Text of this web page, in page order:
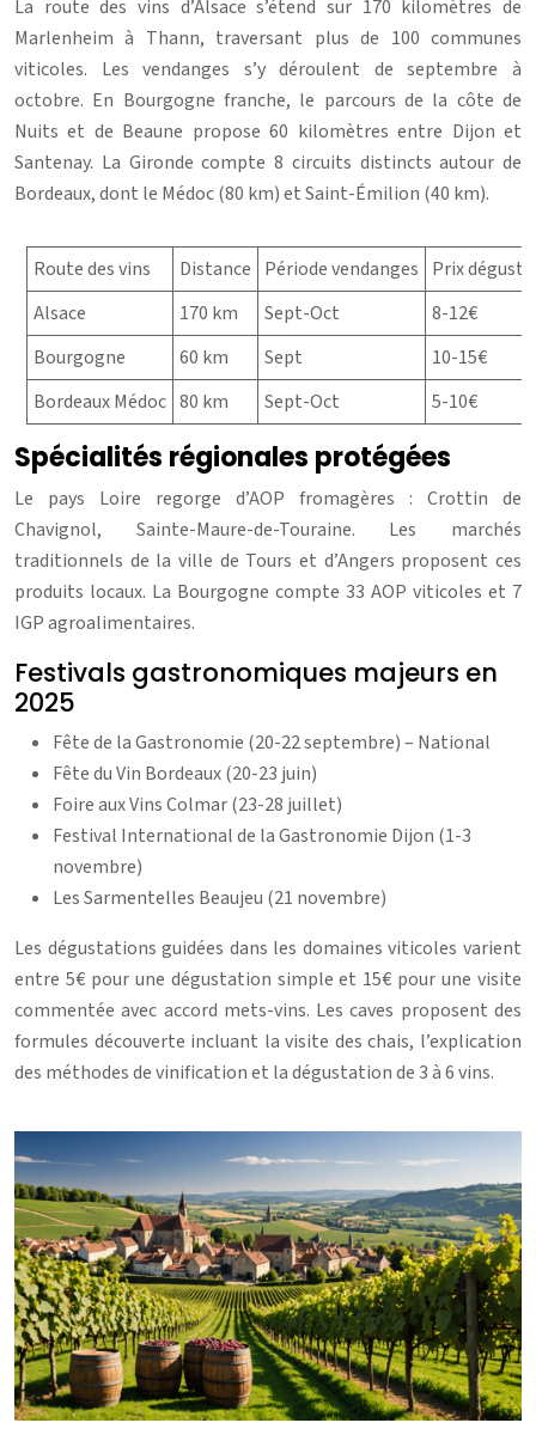
La route des vins d’Alsace s’étend sur 170 kilomètres de
Marlenheim à Thann, traversant plus de 100 communes
viticoles. Les vendanges s’y déroulent de septembre à
octobre. En Bourgogne franche, le parcours de la côte de
Nuits et de Beaune propose 60 kilomètres entre Dijon et
Santenay. La Gironde compte 8 circuits distincts autour de
Bordeaux, dont le Médoc (80 km) et Saint-Émilion (40 km).
Route des vins Distance Période vendanges Prix
Alsace
170 km Sept-Oct
8-12€
Bourgogne
60 km Sept
10-15€
Bordeaux Médoc 80 km Sept-Oct 5-10€
Spécialités régionales protégées
Le pays Loire regorge d’AOP fromagères : Crottin de
Chavignol, Sainte-Maure-de-Touraine. Les marchés
traditionnels de la ville de Tours et d’Angers proposent ces
produits locaux. La Bourgogne compte 33 AOP viticoles et 7
IGP agroalimentaires.
Festivals gastronomiques majeurs en
2025
Fête de la Gastronomie (20-22 septembre) – National
Fête du Vin Bordeaux (20-23 juin)
Foire aux Vins Colmar (23-28 juillet)
Festival International de la Gastronomie Dijon (1-3
novembre)
Les Sarmentelles Beaujeu (21 novembre)
Les dégustations guidées dans les domaines viticoles varient
entre 5€ pour une dégustation simple et 15€ pour une visite
commentée avec accord mets-vins. Les caves proposent des
formules découverte incluant la visite des chais, l’explication
des méthodes de vinification et la dégustation de 3 à 6 vins.